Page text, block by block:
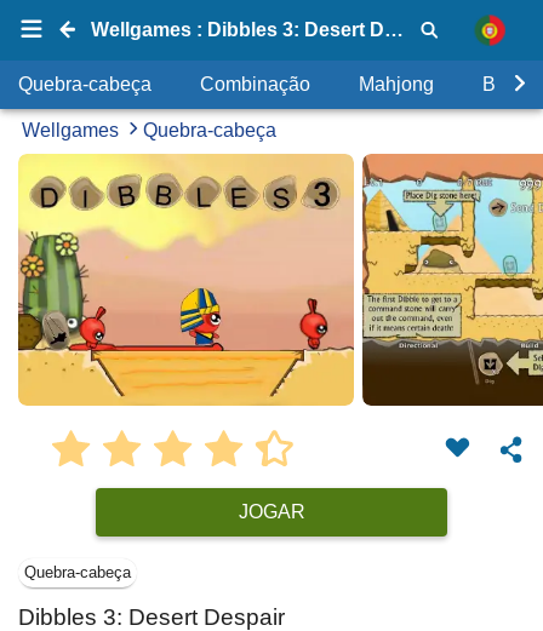
Wellgames : Dibbles 3: Desert Despair
Quebra-cabeça Combinação Mahjong Bolhas
Wellgames Quebra-cabeça
JOGAR
Quebra-cabeça
Dibbles 3: Desert Despair